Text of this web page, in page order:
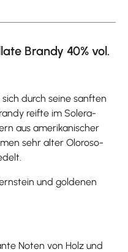
Brandy 40% vol.
durch seine sanften
reifte im Solera-
aus amerikanischer
sehr alter Oloroso-
und goldenen
Noten von Holz und